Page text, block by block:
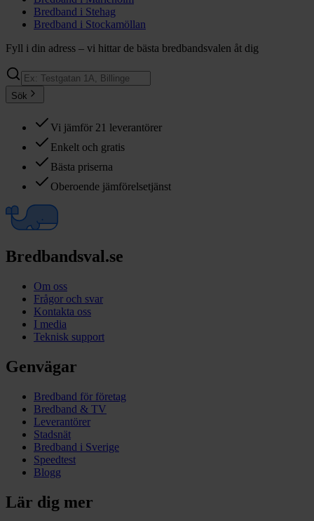
Bredband i Stehag
Bredband i Stockamöllan
Fyll i din adress – vi hittar de bästa bredbandsvalen åt dig
Sök
Vi jämför 21 leverantörer
Enkelt och gratis
Bästa priserna
Oberoende jämförelsetjänst
Bredbandsval.se
Om oss
Frågor och svar
Kontakta oss
I media
Teknisk support
Genvägar
Bredband för företag
Bredband & TV
Leverantörer
Stadsnät
Bredband i Sverige
Speedtest
Blogg
Lär dig mer